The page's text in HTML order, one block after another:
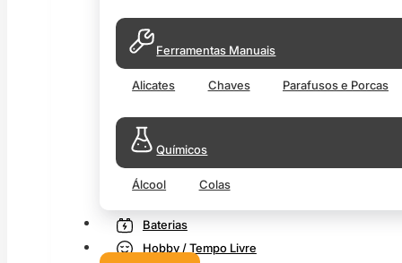
Ferramentas Manuais
Alicates Chaves Parafusos e Porcas
Químicos
Álcool Colas
Baterias
Hobby / Tempo Livre